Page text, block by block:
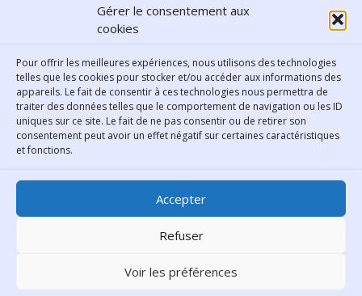
Gérer le consentement aux
cookies
Pour offrir les meilleures expériences, nous utilisons des technologies
telles que les cookies pour stocker et/ou accéder aux informations des
appareils. Le fait de consentir à ces technologies nous permettra de
traiter des données telles que le comportement de navigation ou les ID
uniques sur ce site. Le fait de ne pas consentir ou de retirer son
consentement peut avoir un effet négatif sur certaines caractéristiques
et fonctions.
Accepter
Refuser
Voir les préférences
PARTAGER CET ARTICLE
Bibliothèque municipale de
Lyon
30 Boulevard Vivier-Merle
Téléphone